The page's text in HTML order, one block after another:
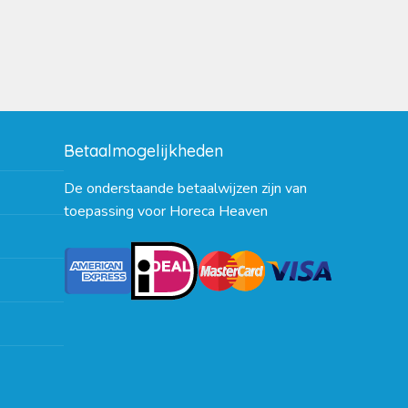
Betaalmogelijkheden
De onderstaande betaalwijzen zijn van
toepassing voor Horeca Heaven